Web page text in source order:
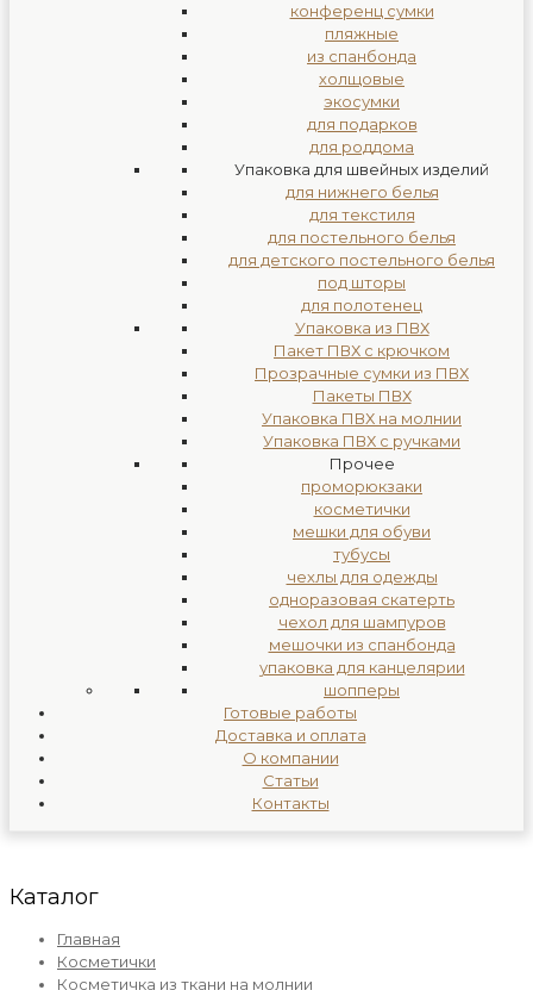
конференц сумки
пляжные
из спанбонда
холщовые
экосумки
для подарков
для роддома
Упаковка для швейных изделий
для нижнего белья
для текстиля
для постельного белья
для детского постельного белья
под шторы
для полотенец
Упаковка из ПВХ
Пакет ПВХ с крючком
Прозрачные сумки из ПВХ
Пакеты ПВХ
Упаковка ПВХ на молнии
Упаковка ПВХ с ручками
Прочее
проморюкзаки
косметички
мешки для обуви
тубусы
чехлы для одежды
одноразовая скатерть
чехол для шампуров
мешочки из спанбонда
упаковка для канцелярии
шопперы
Готовые работы
Доставка и оплата
О компании
Статьи
Контакты
Каталог
Главная
Косметички
Косметичка из ткани на молнии